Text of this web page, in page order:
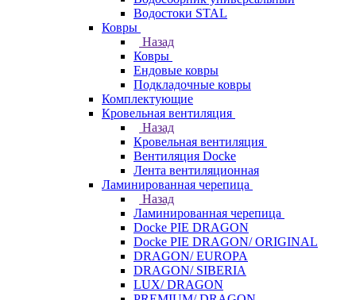
Водостоки STAL
Ковры
Назад
Ковры
Ендовые ковры
Подкладочные ковры
Комплектующие
Кровельная вентиляция
Назад
Кровельная вентиляция
Вентиляция Docke
Лента вентиляционная
Ламинированная черепица
Назад
Ламинированная черепица
Docke PIE DRAGON
Docke PIE DRAGON/ ORIGINAL
DRAGON/ EUROPA
DRAGON/ SIBERIA
LUX/ DRAGON